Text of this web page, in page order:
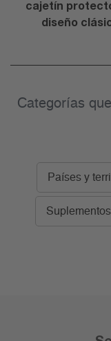
cajetín
diseño
Categorías
Países y